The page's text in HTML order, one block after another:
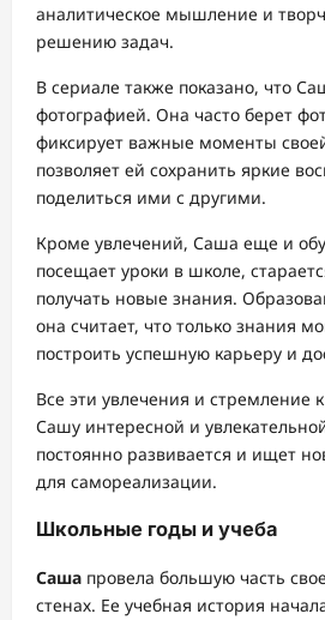
аналитическое мышление и
решению задач.
В сериале также показано, что
фотографией. Она часто берет
фиксирует важные моменты
позволяет ей сохранить яркие
поделиться ими с другими.
Кроме увлечений, Саша еще и
посещает уроки в школе,
получать новые знания.
она считает, что только знания
построить успешную карьеру и
Все эти увлечения и стремление
Сашу интересной и
постоянно развивается и ищет
для самореализации.
Школьные годы и учеба
Саша провела большую часть
стенах. Ее учебная история